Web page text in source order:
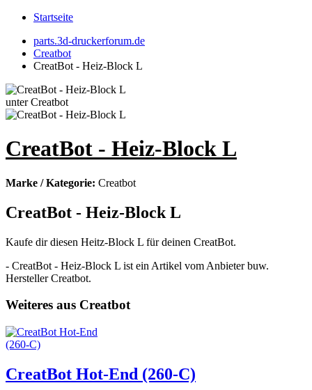
Startseite
parts.3d-druckerforum.de
Creatbot
CreatBot - Heiz-Block L
CreatBot - Heiz-Block L
Marke / Kategorie: Creatbot
CreatBot - Heiz-Block L
Kaufe dir diesen Heitz-Block L für deinen CreatBot.
- CreatBot - Heiz-Block L ist ein Artikel vom Anbieter buw.
Hersteller Creatbot.
Weiteres aus Creatbot
CreatBot Hot-End (260-C)